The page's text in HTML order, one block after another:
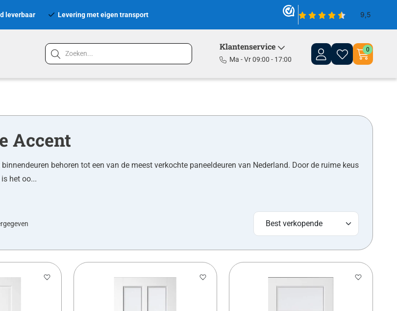
leverbaar Levering met eigen transport
Klantenservice
Ma - Vr 09:00 - 17:00
0
Accent
behoren tot een van de meest verkochte paneeldeuren van Nederland. Door de ruime keus
het oo...